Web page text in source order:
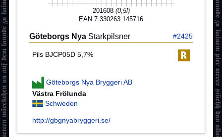
201608 (0,5l)
EAN 7 330263 145716
Göteborgs Nya Starkpilsner #2425
Pils BJCP05D 5,7%
Göteborgs Nya Bryggeri AB
Västra Frölunda
Schweden
http://gbgnyabryggeri.se/